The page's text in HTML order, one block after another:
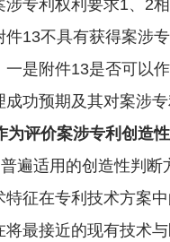
利权利要求1、2相
13不具有获得案涉
一是附件13是否可以
功预期及其对案涉专
评价案涉专利创造性
适用的创造性判断
征在专利技术方案
最接近的现有技术